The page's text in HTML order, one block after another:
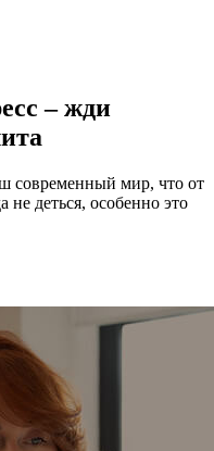
– жди
современный мир, что от
не деться, особенно это